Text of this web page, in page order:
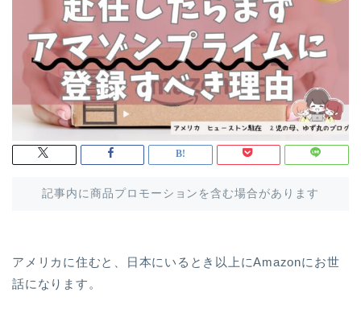
記事内に商品プロモーションを含む場合があります
アメリカに住むと、日本にいるとき以上にAmazonにお世
話になります。